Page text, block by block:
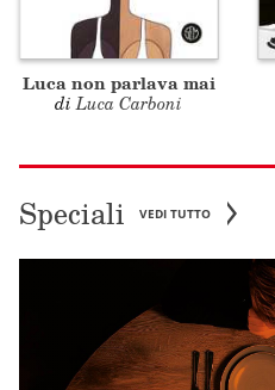
Luca non parlava mai
diLuca Carboni
Speciali VEDI TUTTO